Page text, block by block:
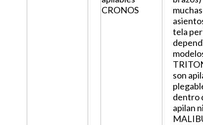
tela
son
dentro
apilan